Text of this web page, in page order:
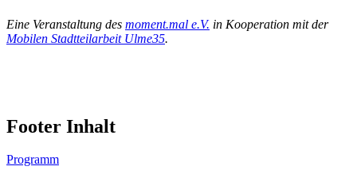
Eine Veranstaltung des moment.mal e.V. in Kooperation mit der
Mobilen Stadtteilarbeit Ulme35.
Footer Inhalt
Programm